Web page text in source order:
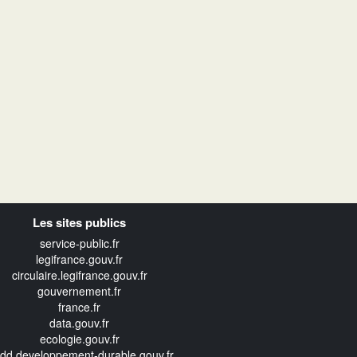
Les sites publics
service-public.fr
legifrance.gouv.fr
circulaire.legifrance.gouv.fr
gouvernement.fr
france.fr
data.gouv.fr
ecologie.gouv.fr